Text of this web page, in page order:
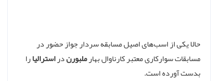
حالا یکی از اسب‌های اصیل مسابقه سردار جواز حضور در
مسابقات سوارکاری معتبر کارناوال بهارملبورندراسترالیارا
بدست آورده است.